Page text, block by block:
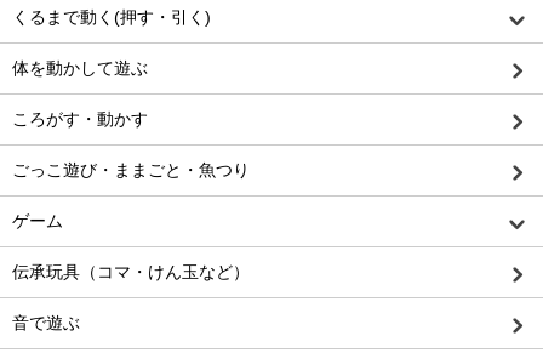
くるまで動く(押す・引く)
体を動かして遊ぶ
ころがす・動かす
ごっこ遊び・ままごと・魚つり
ゲーム
伝承玩具（コマ・けん玉など）
音で遊ぶ